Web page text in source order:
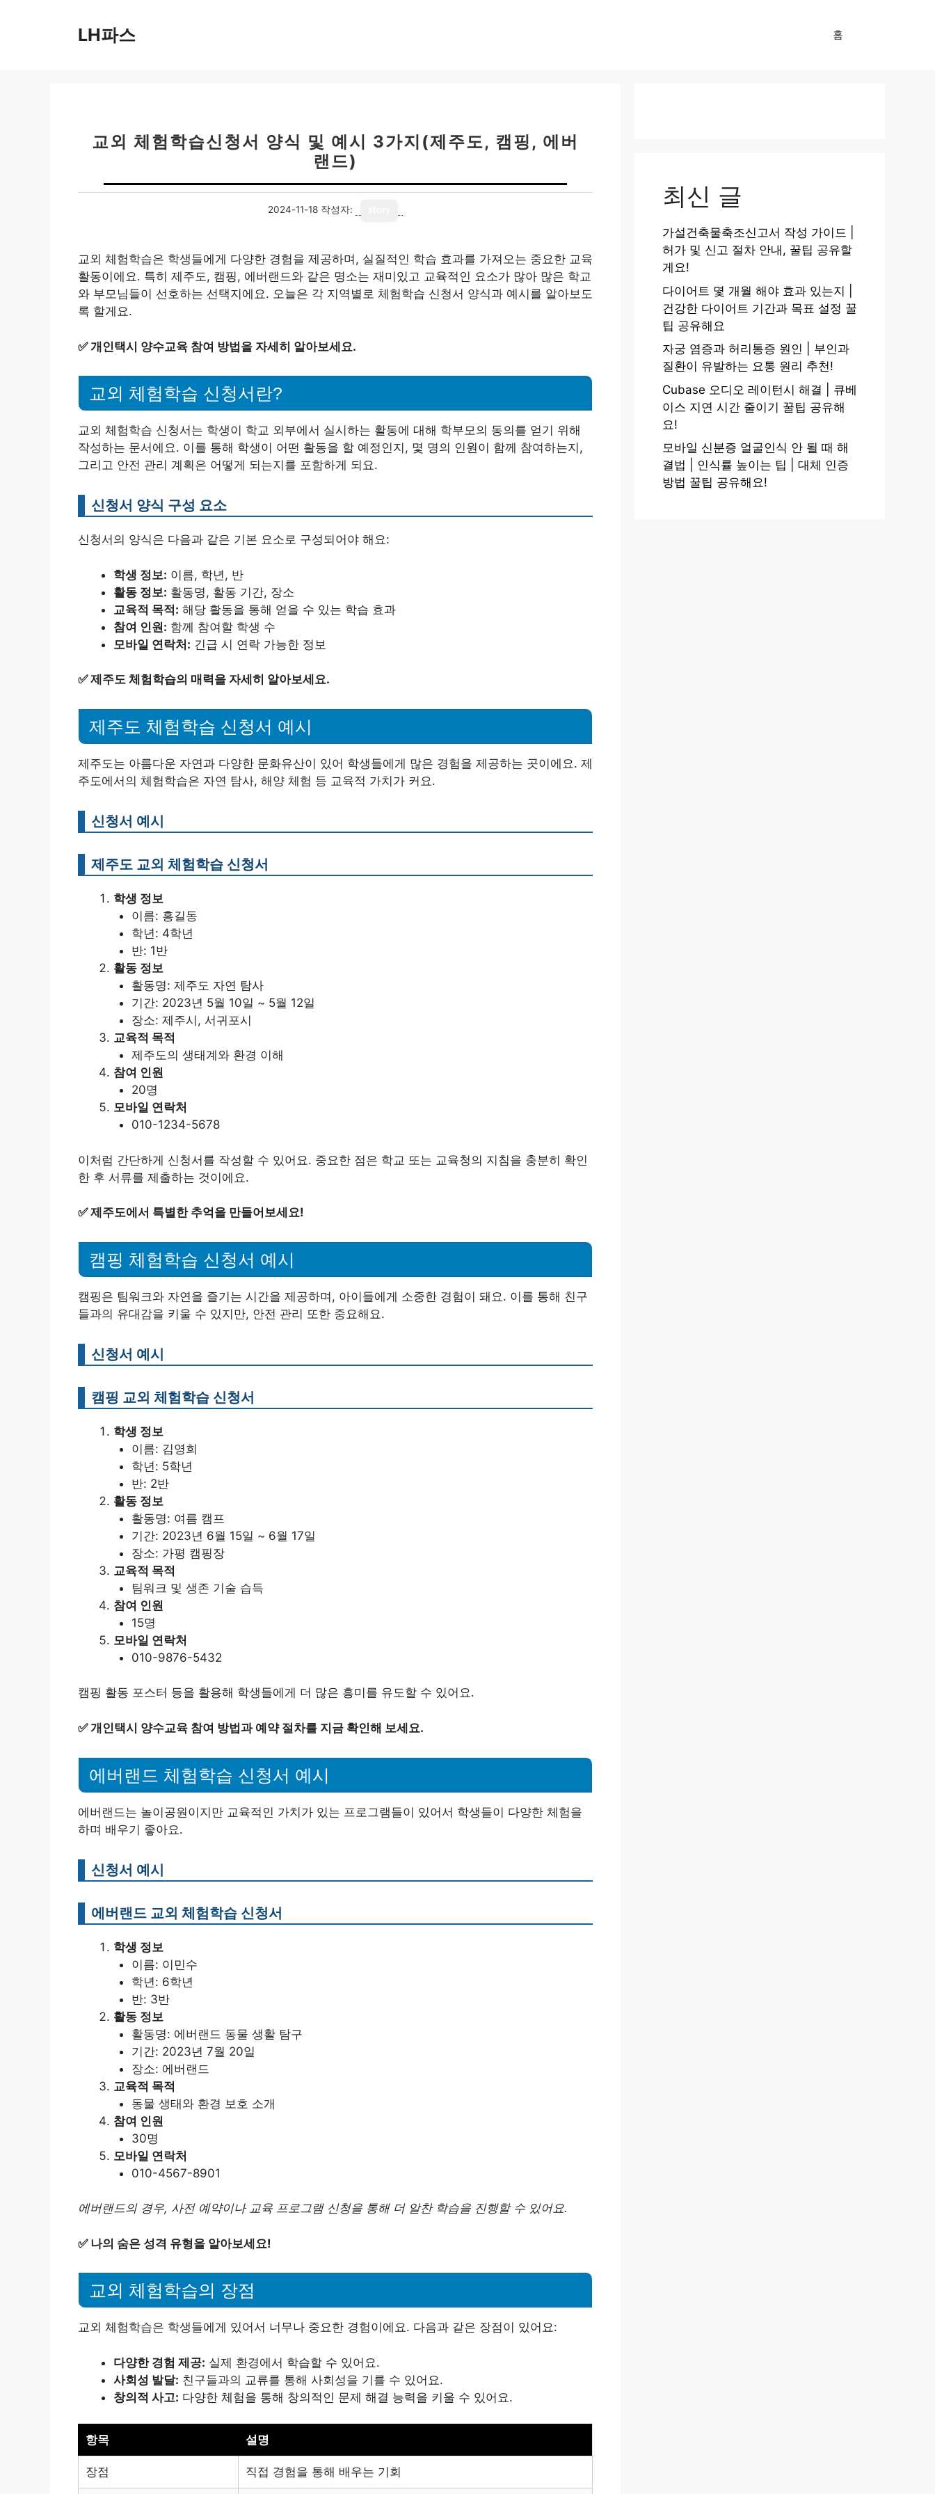
LH파스 홈
교외 체험학습신청서 양식 및 예시 3가지(제주도, 캠핑, 에버
랜드)
2024-11-18 작성자:
교외 체험학습은 학생들에게 다양한 경험을 제공하며, 실질적인 학습 효과를 가져오는 중요한 교육
활동이에요. 특히 제주도, 캠핑, 에버랜드와 같은 명소는 재미있고 교육적인 요소가 많아 많은 학교
와 부모님들이 선호하는 선택지에요. 오늘은 각 지역별로 체험학습 신청서 양식과 예시를 알아보도
록 할게요.
✅개인택시 양수교육 참여 방법을 자세히 알아보세요.
교외 체험학습 신청서란?
교외 체험학습 신청서는 학생이 학교 외부에서 실시하는 활동에 대해 학부모의 동의를 얻기 위해
작성하는 문서에요. 이를 통해 학생이 어떤 활동을 할 예정인지, 몇 명의 인원이 함께 참여하는지,
그리고 안전 관리 계획은 어떻게 되는지를 포함하게 되요.
신청서 양식 구성 요소
신청서의 양식은 다음과 같은 기본 요소로 구성되어야 해요:
학생 정보: 이름, 학년, 반
활동 정보: 활동명, 활동 기간, 장소
교육적 목적: 해당 활동을 통해 얻을 수 있는 학습 효과
참여 인원: 함께 참여할 학생 수
모바일 연락처: 긴급 시 연락 가능한 정보
✅제주도 체험학습의 매력을 자세히 알아보세요.
제주도 체험학습 신청서 예시
제주도는 아름다운 자연과 다양한 문화유산이 있어 학생들에게 많은 경험을 제공하는 곳이에요. 제
주도에서의 체험학습은 자연 탐사, 해양 체험 등 교육적 가치가 커요.
신청서 예시
제주도 교외 체험학습 신청서
학생 정보
이름: 홍길동
학년: 4학년
반: 1반
활동 정보
활동명: 제주도 자연 탐사
기간: 2023년 5월 10일 ~ 5월 12일
장소: 제주시, 서귀포시
교육적 목적
제주도의 생태계와 환경 이해
참여 인원
20명
모바일 연락처
010-1234-5678
이처럼 간단하게 신청서를 작성할 수 있어요. 중요한 점은 학교 또는 교육청의 지침을 충분히 확인
한 후 서류를 제출하는 것이에요.
✅제주도에서 특별한 추억을 만들어보세요!
캠핑 체험학습 신청서 예시
캠핑은 팀워크와 자연을 즐기는 시간을 제공하며, 아이들에게 소중한 경험이 돼요. 이를 통해 친구
들과의 유대감을 키울 수 있지만, 안전 관리 또한 중요해요.
신청서 예시
캠핑 교외 체험학습 신청서
학생 정보
이름: 김영희
학년: 5학년
반: 2반
활동 정보
활동명: 여름 캠프
기간: 2023년 6월 15일 ~ 6월 17일
장소: 가평 캠핑장
교육적 목적
팀워크 및 생존 기술 습득
참여 인원
15명
모바일 연락처
010-9876-5432
캠핑 활동 포스터 등을 활용해 학생들에게 더 많은 흥미를 유도할 수 있어요.
✅개인택시 양수교육 참여 방법과 예약 절차를 지금 확인해 보세요.
에버랜드 체험학습 신청서 예시
에버랜드는 놀이공원이지만 교육적인 가치가 있는 프로그램들이 있어서 학생들이 다양한 체험을
하며 배우기 좋아요.
신청서 예시
에버랜드 교외 체험학습 신청서
학생 정보
이름: 이민수
학년: 6학년
반: 3반
활동 정보
활동명: 에버랜드 동물 생활 탐구
기간: 2023년 7월 20일
장소: 에버랜드
교육적 목적
동물 생태와 환경 보호 소개
참여 인원
30명
모바일 연락처
010-4567-8901
에버랜드의 경우, 사전 예약이나 교육 프로그램 신청을 통해 더 알찬 학습을 진행할 수 있어요.
✅ 나의 숨은 성격 유형을 알아보세요!
교외 체험학습의 장점
교외 체험학습은 학생들에게 있어서 너무나 중요한 경험이에요. 다음과 같은 장점이 있어요:
다양한 경험 제공: 실제 환경에서 학습할 수 있어요.
사회성 발달: 친구들과의 교류를 통해 사회성을 기를 수 있어요.
창의적 사고: 다양한 체험을 통해 창의적인 문제 해결 능력을 키울 수 있어요.
항목 설명
장점 직접 경험을 통해 배우는 기회
최신 글
가설건축물축조신고서 작성 가이드 |
허가 및 신고 절차 안내, 꿀팁 공유할
게요!
다이어트 몇 개월 해야 효과 있는지 |
건강한 다이어트 기간과 목표 설정 꿀
팁 공유해요
자궁 염증과 허리통증 원인 | 부인과
질환이 유발하는 요통 원리 추천!
Cubase 오디오 레이턴시 해결 | 큐베
이스 지연 시간 줄이기 꿀팁 공유해
요!
모바일 신분증 얼굴인식 안 될 때 해
결법 | 인식률 높이는 팁 | 대체 인증
방법 꿀팁 공유해요!